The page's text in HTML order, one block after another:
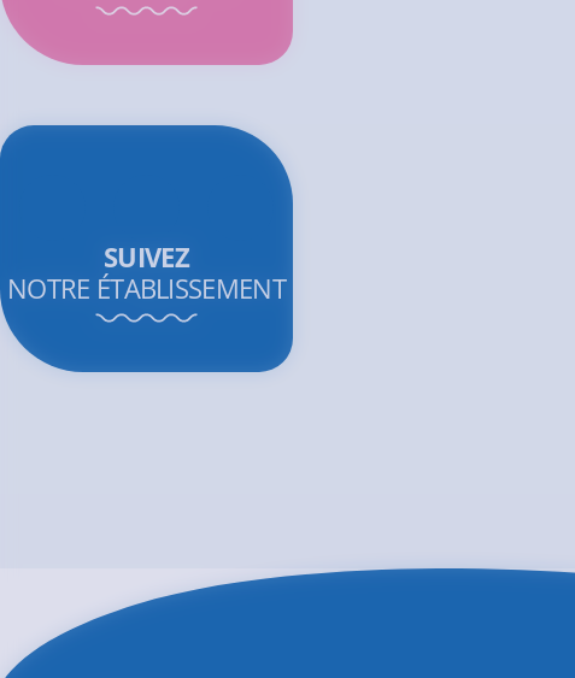
SUIVEZ
NOTRE ÉTABLISSEMENT